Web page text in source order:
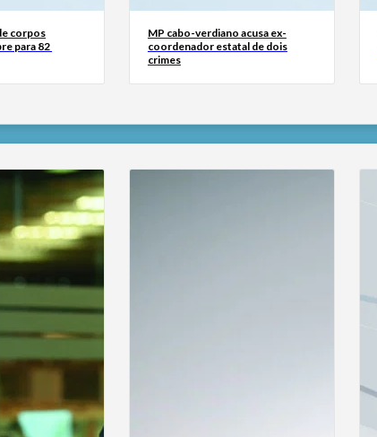
corpos
para 82
MP cabo-verdiano acusa ex-
coordenador estatal de dois
crimes